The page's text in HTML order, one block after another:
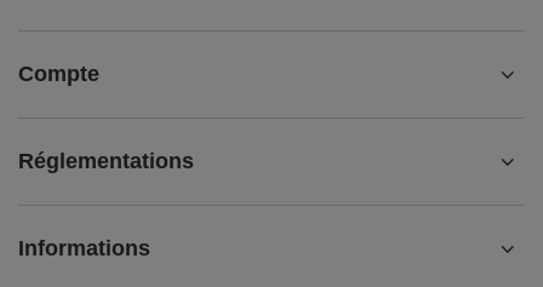
Compte
Réglementations
Informations